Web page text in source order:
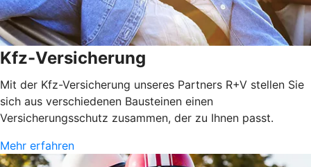
Kfz-Versicherung
Mit der Kfz-Versicherung unseres Partners R+V stellen Sie
sich aus verschiedenen Bausteinen einen
Versicherungsschutz zusammen, der zu Ihnen passt.
Mehr erfahren